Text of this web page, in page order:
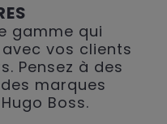
gamme qui
vos clients
Pensez à des
marques
Boss.